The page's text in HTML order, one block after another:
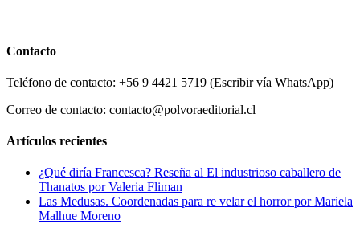
Contacto
Teléfono de contacto: +56 9 4421 5719 (Escribir vía WhatsApp)
Correo de contacto: contacto@polvoraeditorial.cl
Artículos recientes
¿Qué diría Francesca? Reseña al El industrioso caballero de
Thanatos por Valeria Fliman
Las Medusas. Coordenadas para re velar el horror por Mariela
Malhue Moreno